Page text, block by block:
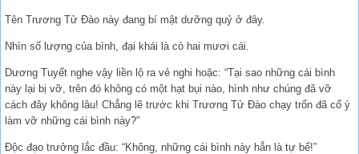
Tên Trương Tử Đào này đang bí mật dưỡng quỷ ở đây.
Nhìn số lượng của bình, đại khái là có hai mươi cái.
Dương Tuyết nghe vậy liền lộ ra vẻ nghi hoặc: “Tại sao những cái bình
này lại bị vỡ, trên đó không có một hạt bụi nào, hình như chúng đã vỡ
cách đây không lâu! Chẳng lẽ trước khi Trương Tử Đào chạy trốn đã cố ý
làm vỡ những cái bình này?”
Độc đạo trưởng lắc đầu: “Không, những cái bình này hẳn là tự bể!”